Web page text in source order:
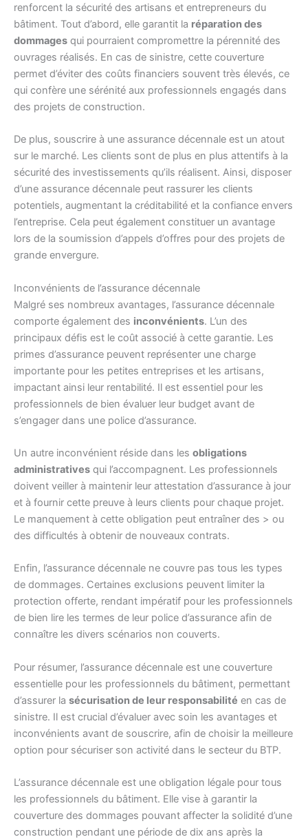
renforcent la sécurité des artisans et entrepreneurs du
bâtiment. Tout d’abord, elle garantit la réparation des
dommages qui pourraient compromettre la pérennité des
ouvrages réalisés. En cas de sinistre, cette couverture
permet d’éviter des coûts financiers souvent très élevés, ce
qui confère une sérénité aux professionnels engagés dans
des projets de construction.
De plus, souscrire à une assurance décennale est un atout
sur le marché. Les clients sont de plus en plus attentifs à la
sécurité des investissements qu’ils réalisent. Ainsi, disposer
d’une assurance décennale peut rassurer les clients
potentiels, augmentant la créditabilité et la confiance envers
l’entreprise. Cela peut également constituer un avantage
lors de la soumission d’appels d’offres pour des projets de
grande envergure.
Inconvénients de l’assurance décennale
Malgré ses nombreux avantages, l’assurance décennale
comporte également des inconvénients. L’un des
principaux défis est le coût associé à cette garantie. Les
primes d’assurance peuvent représenter une charge
importante pour les petites entreprises et les artisans,
impactant ainsi leur rentabilité. Il est essentiel pour les
professionnels de bien évaluer leur budget avant de
s’engager dans une police d’assurance.
Un autre inconvénient réside dans les obligations
administratives qui l’accompagnent. Les professionnels
doivent veiller à maintenir leur attestation d’assurance à jour
et à fournir cette preuve à leurs clients pour chaque projet.
Le manquement à cette obligation peut entraîner des > ou
des difficultés à obtenir de nouveaux contrats.
Enfin, l’assurance décennale ne couvre pas tous les types
de dommages. Certaines exclusions peuvent limiter la
protection offerte, rendant impératif pour les professionnels
de bien lire les termes de leur police d’assurance afin de
connaître les divers scénarios non couverts.
Pour résumer, l’assurance décennale est une couverture
essentielle pour les professionnels du bâtiment, permettant
d’assurer la sécurisation de leur responsabilité en cas de
sinistre. Il est crucial d’évaluer avec soin les avantages et
inconvénients avant de souscrire, afin de choisir la meilleure
option pour sécuriser son activité dans le secteur du BTP.
L’assurance décennale est une obligation légale pour tous
les professionnels du bâtiment. Elle vise à garantir la
couverture des dommages pouvant affecter la solidité d’une
construction pendant une période de dix ans après la